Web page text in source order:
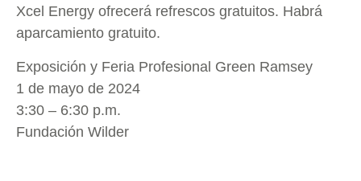
Xcel Energy ofrecerá refrescos gratuitos. Habrá
aparcamiento gratuito.
Exposición y Feria Profesional Green Ramsey
1 de mayo de 2024
3:30 – 6:30 p.m.
Fundación Wilder